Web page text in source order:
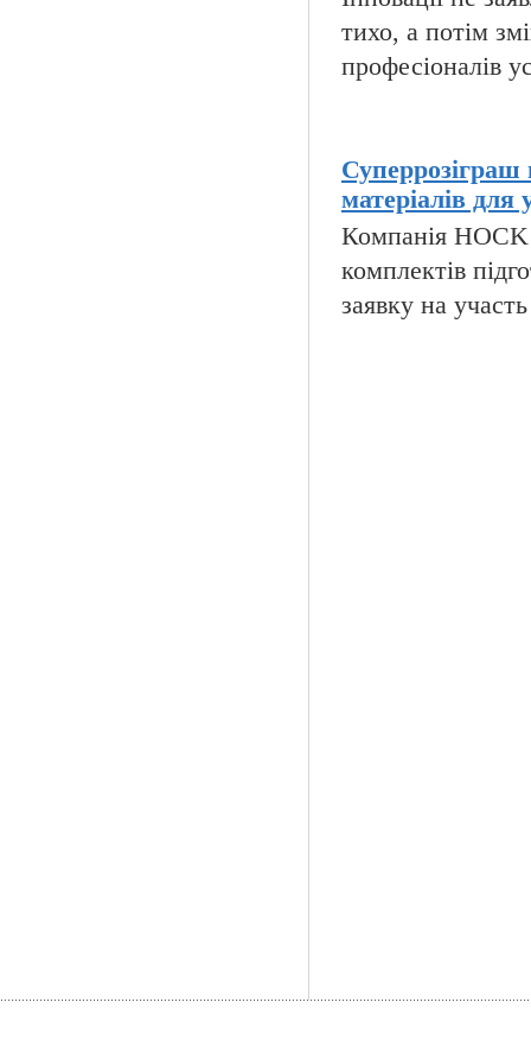
тихо, а потім
професіоналів
Суперрозіграш
матеріалів для
Компанія
комплектів
заявку на